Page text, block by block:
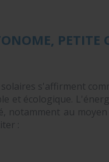
PETITE
s'affirment
et écologique.
au
: